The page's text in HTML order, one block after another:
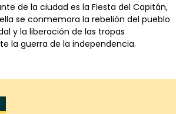
de la ciudad es la Fiesta del Capitán,
se conmemora la rebelión del pueblo
y la liberación de las tropas
la guerra de la independencia.